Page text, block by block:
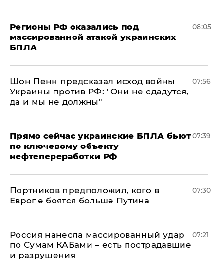
Регионы РФ оказались под
массированной атакой украинских
БПЛА
08:05
Шон Пенн предсказал исход войны
Украины против РФ: "Они не сдадутся,
да и мы не должны"
07:56
Прямо сейчас украинские БПЛА бьют
по ключевому объекту
нефтепереработки РФ
07:39
Портников предположил, кого в
Европе боятся больше Путина
07:30
Россия нанесла массированный удар
по Сумам КАБами – есть пострадавшие
и разрушения
07:21